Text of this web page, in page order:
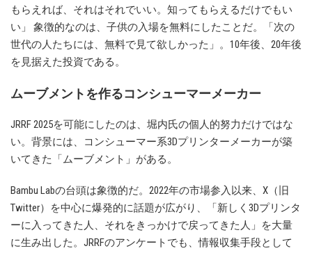
もらえれば、それはそれでいい。知ってもらえるだけでもい
い」 象徴的なのは、子供の入場を無料にしたことだ。「次の
世代の人たちには、無料で見て欲しかった」。10年後、20年後
を見据えた投資である。
ムーブメントを作るコンシューマーメーカー
JRRF 2025を可能にしたのは、堀内氏の個人的努力だけではな
い。背景には、コンシューマー系3Dプリンターメーカーが築
いてきた「ムーブメント」がある。
Bambu Labの台頭は象徴的だ。2022年の市場参入以来、X（旧
Twitter）を中心に爆発的に話題が広がり、「新しく3Dプリンタ
ーに入ってきた人、それをきっかけで戻ってきた人」を大量
に生み出した。JRRFのアンケートでも、情報収集手段として